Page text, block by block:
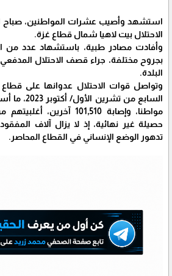
استشهد وأصيب عشرات المواطنين،
الاحتلال بيت لاهيا شمال قطاع غزة.
وأفادت مصادر طبية، باستشهاد عدد من
بجروح مختلفة، جراء قصف الاحتلال
البلدة.
وتواصل قوات الاحتلال عدوانها على قطاع
مواطنا، وإصابة 101,510
حصيلة غير نهائية، إذ لا يزال آلاف
تدهور الوضع الإنساني في القطاع المحاصر.